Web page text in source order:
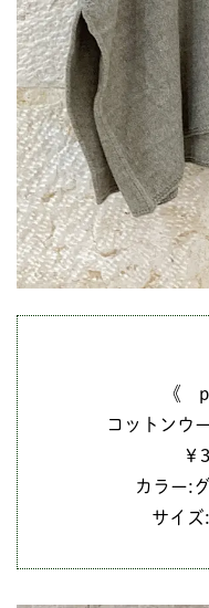
《
コットンウ
￥
カラー:
サイ